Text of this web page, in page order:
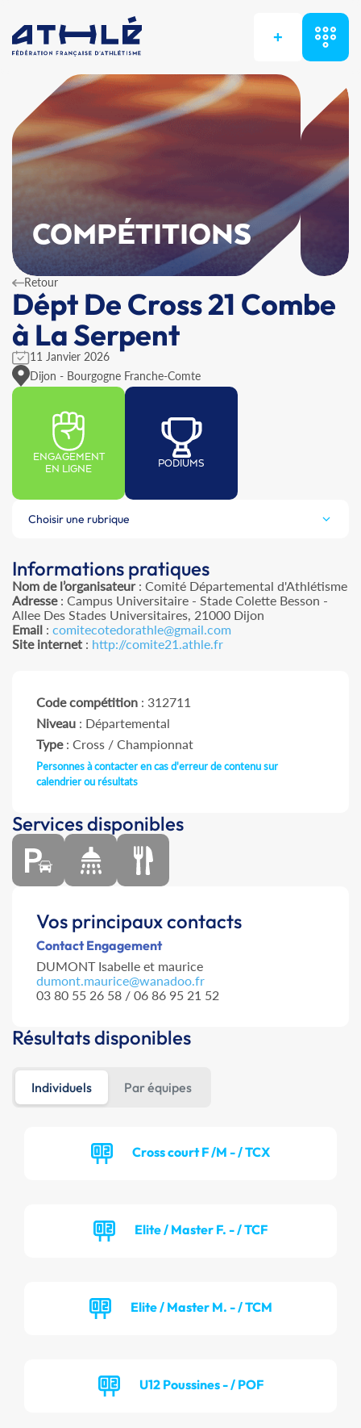
+
COMPÉTITIONS
Retour
Dépt De Cross 21 Combe
à La Serpent
11 Janvier 2026
Dijon - Bourgogne Franche-Comte
ENGAGEMENT
EN LIGNE
PODIUMS
Choisir une rubrique
Informations pratiques
Nom de l’organisateur: Comité Départemental d'Athlétisme
Adresse: Campus Universitaire - Stade Colette Besson -
Allee Des Stades Universitaires, 21000 Dijon
Email : comitecotedorathle@gmail.com
Site internet : http://comite21.athle.fr
Code compétition : 312711
Niveau : Départemental
Type: Cross / Championnat
Personnes à contacter en cas d'erreur de contenu sur
calendrier ou résultats
Services disponibles
Vos principaux contacts
Contact Engagement
DUMONT Isabelle et maurice
dumont.maurice@wanadoo.fr
03 80 55 26 58 / 06 86 95 21 52
Résultats disponibles
Individuels Par équipes
Cross court F /M - / TCX
Elite / Master F. - / TCF
Elite / Master M. - / TCM
U12 Poussines - / POF